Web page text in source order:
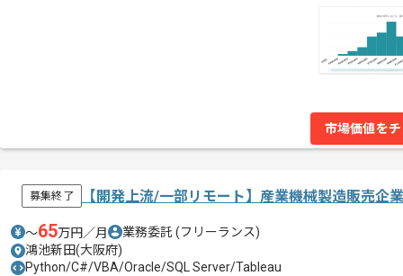
市場価値を
募集終了 【開発上流/一部リモート】産業機械製造販売
〜65万円／月 業務委託 (フリーランス)
鴻池新田(大阪府)
Python/C#/VBA/Oracle/SQL Server/Tableau